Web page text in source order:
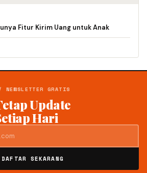
Fitur Kirim Uang untuk Anak
GRATIS
Update
Hari
DAFTAR SEKARANG